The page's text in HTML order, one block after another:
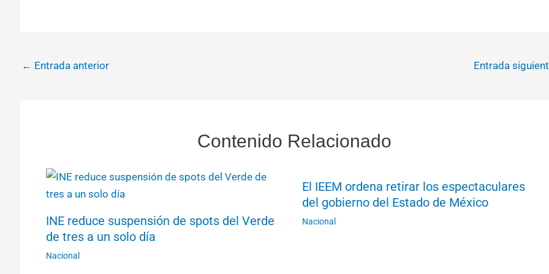
← Entrada anterior Entrada
Contenido Relacionado
INE reduce suspensión de spots del Verde
de tres a un solo día
Nacional
El IEEM ordena retirar los espectaculares
del gobierno del Estado de México
Nacional